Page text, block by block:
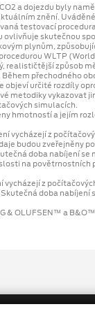
a dojezdu byly
znění.
testovací
skutečnou
plynům,
WLTP
realističtější způsob
přechodného
objeví určité rozdíly
metodiky vykazovat
simulacích.
hmotností a jejím
vycházejí z
budou zveřejněny
doba nabíjení
na
z
doba
& OLUFSEN™ a